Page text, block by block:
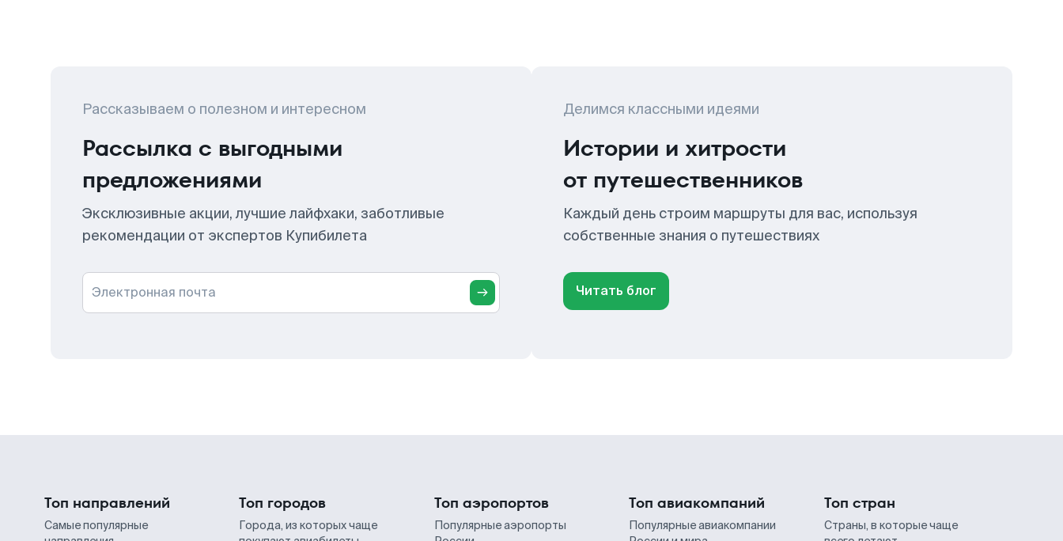
Рассказываем о полезном и интересном
Рассылка с выгодными
предложениями
Эксклюзивные акции, лучшие лайфхаки, заботливые
рекомендации от экспертов Купибилета
Электронная почта
Делимся классными идеями
Истории и хитрости
от путешественников
Каждый день строим маршруты для вас, используя
собственные знания о путешествиях
Читать блог
Топ направлений
Самые популярные
Топ городов
Города, из которых чаще
Топ аэропортов
Популярные аэропорты
Топ авиакомпаний
Популярные авиакомпании
Топ стран
Страны, в которые чаще